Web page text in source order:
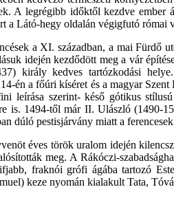
A legrégibb időktől kezdve
a Látó-hegy oldalán végigfutó
a XI. században, a mai Fürdő
idején kezdődött meg a vár
király kedves tartózkodási
én a főúri kíséret és a magyar
leírása szerint- késő gótikus
is. 1494-től már II. Ulászló
dúló pestisjárvány miatt a
éves török uralom idején
meg. A Rákóczi-
fraknói grófi ágába tartozó
keze nyomán kialakult Tata,